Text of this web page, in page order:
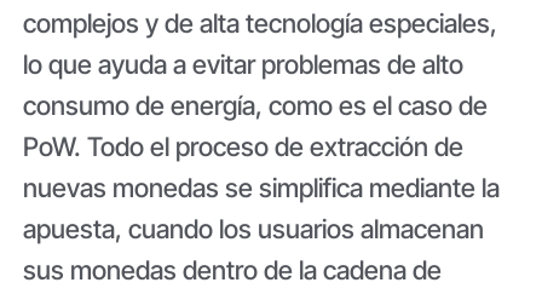
complejos y de alta tecnología especiales,
lo que ayuda a evitar problemas de alto
consumo de energía, como es el caso de
PoW. Todo el proceso de extracción de
nuevas monedas se simplifica mediante la
apuesta, cuando los usuarios almacenan
sus monedas dentro de la cadena de